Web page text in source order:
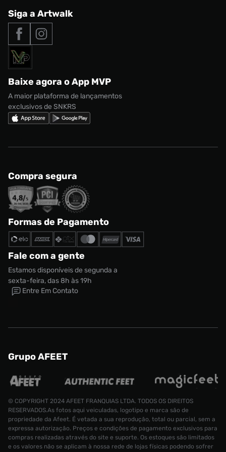
Outlet
Roupas
Acessórios
Marcas
adidas Samba
Nike Air Max
adidas Adi2000
adidas Campus
Nike Shox
Seja um franqueado
Nossas lojas
Termos de uso
Política de privacidade
Regulamento CRM/ CASHBACK
Regulamento Cupom
Central de Relacionamento
Tipos de entrega
Formas de Pagamento
Solicite seus dados
Siga a Artwalk
Baixe agora o App MVP
A maior plataforma de lançamentos
exclusivos de SNKRS
Compra segura
Formas de Pagamento
Fale com a gente
Estamos disponíveis de segunda a
sexta-feira, das 8h às 19h
Entre Em Contato
Grupo AFEET
© COPYRIGHT 2024 AFEET FRANQUIAS LTDA. TODOS OS DIREITOS
RESERVADOS.As fotos aqui veiculadas, logotipo e marca são de
propriedade da Afeet. É vetada a sua reprodução, total ou parcial, sem a
expressa autorização. Preços e condições de pagamento exclusivos para
compras realizadas através do site e suporte. Os estoques são limitados
e os valores não se aplicam à nossa rede de lojas físicas podendo sofrer